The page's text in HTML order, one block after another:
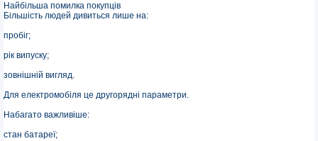
Найбільша помилка покупців
Більшість людей дивиться лише на:
пробіг;
рік випуску;
зовнішній вигляд.
Для електромобіля це другорядні параметри.
Набагато важливіше:
стан батареї;